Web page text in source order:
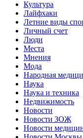
Культура
Лайфхаки
Летние виды
Личный счет
Люди
Места
Мнения
Мода
Народная
Наука
Наука и техника
Недвижимость
Новости
Новости ЗОЖ
Новости